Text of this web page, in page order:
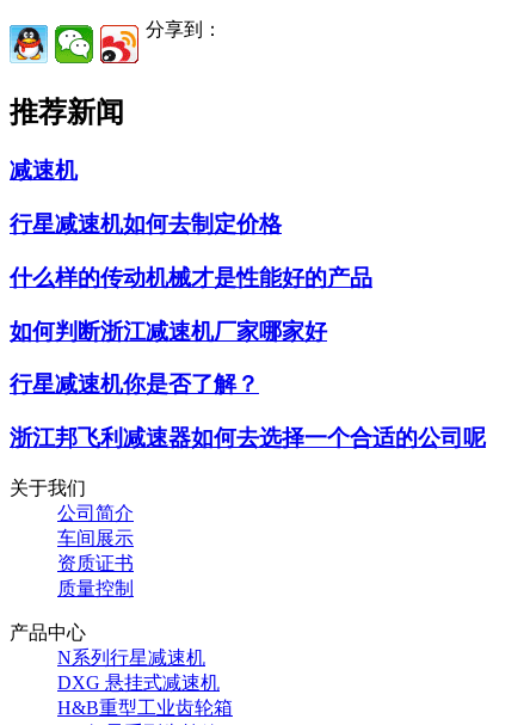
分享到：
推荐新闻
减速机
行星减速机如何去制定价格
什么样的传动机械才是性能好的产品
如何判断浙江减速机厂家哪家好
行星减速机你是否了解？
浙江邦飞利减速器如何去选择一个合适的公司呢
关于我们
公司简介
车间展示
资质证书
质量控制
产品中心
N系列行星减速机
DXG 悬挂式减速机
H&B重型工业齿轮箱